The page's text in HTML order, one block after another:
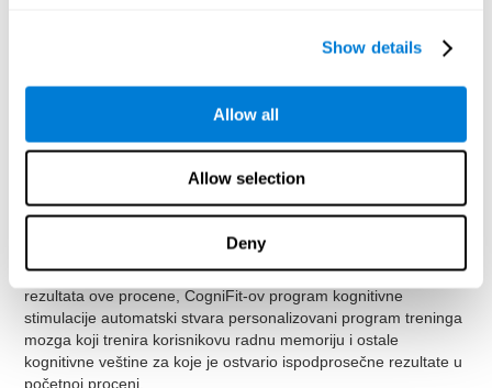
Show details
Allow all
Allow selection
Deny
da oporave i poboljšaju probleme sa radnom memorijom i
programe treninga mozga CogniFit-a može da pomogne u
jačanju neuronskih veza koje ova kognitivna veština koristi. Ovo
radnu memoriju.
CogniFit-ov tim stručnjaka u sinaptičkoj plastičnosti i procesima
neurogeneze je omogućio stvaranjePersonalizovanog
korisnika ponaosob. Ovaj program počine testiranjem radne
memorije i ostalih osnovnih kognitivnih veština. Na osnovu
rezultata ove procene, CogniFit-ov program kognitivne
stimulacije automatski stvara personalizovani program treninga
mozga koji trenira korisnikovu radnu memoriju i ostale
kognitivne veštine za koje je ostvario ispodprosečne rezultate u
početnoj proceni.